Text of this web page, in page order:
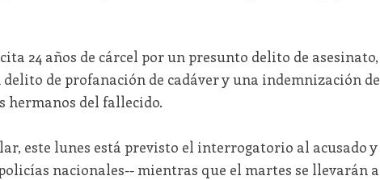
24 años de cárcel por un presunto delito de asesinato,
delito de profanación de cadáver y una indemnización de
hermanos del fallecido.
este lunes está previsto el interrogatorio al acusado y
nacionales-- mientras que el martes se llevarán a